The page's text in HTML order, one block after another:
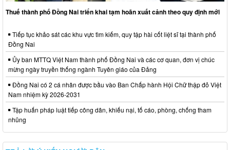
Thuế thành phố Đồng Nai triển khai tạm hoãn xuất cảnh theo quy định mới
Tiếp tục khảo sát các khu vực tìm kiếm, quy tập hài cốt liệt sĩ tại thành phố
Đồng Nai
Ủy ban MTTQ Việt Nam thành phố Đồng Nai và các cơ quan, đơn vị chúc
mừng ngày truyền thống ngành Tuyên giáo của Đảng
Đồng Nai có 2 cá nhân được bầu vào Ban Chấp hành Hội Chữ thập đỏ Việt
Nam nhiệm kỳ 2026-2031
Tập huấn pháp luật tiếp công dân, khiếu nại, tố cáo, phòng, chống tham
nhũng